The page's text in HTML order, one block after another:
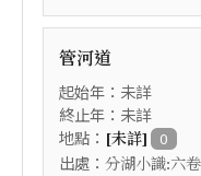
管河道
起始年：未詳
終止年：未詳
地點： [未詳] 0
出處： 分湖小識:六卷